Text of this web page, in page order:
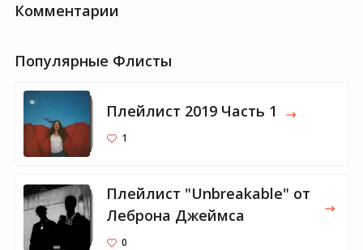
Комментарии
Популярные Флисты
Плейлист 2019 Часть 1
1
Плейлист "Unbreakable" от
Леброна Джеймса
0